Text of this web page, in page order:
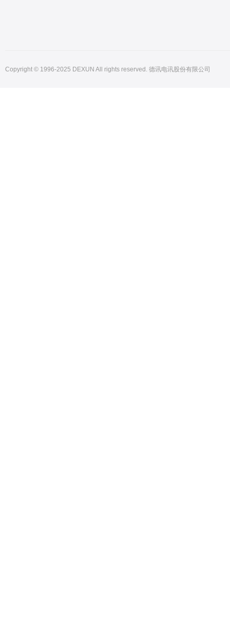
Copyright © 1996-2025 DEXUN All rights reserved. 德讯电讯股份有限公司